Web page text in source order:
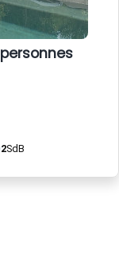
2SdB